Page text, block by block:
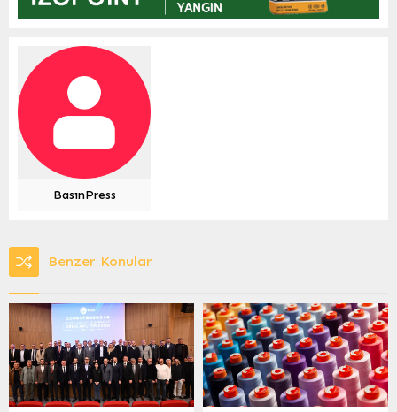
BasınPress
Benzer Konular